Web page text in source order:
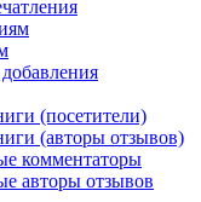
(посетители)
(авторы отзывов)
комментаторы
авторы отзывов